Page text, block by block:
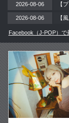
2026-08-06
2026-08-06
Facebook（J-POP）で